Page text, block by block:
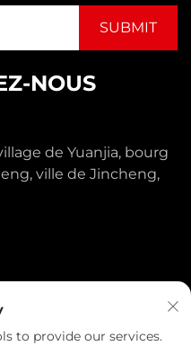
NOUS
de Yuanjia, bourg
ville de Jincheng,
to provide our services.